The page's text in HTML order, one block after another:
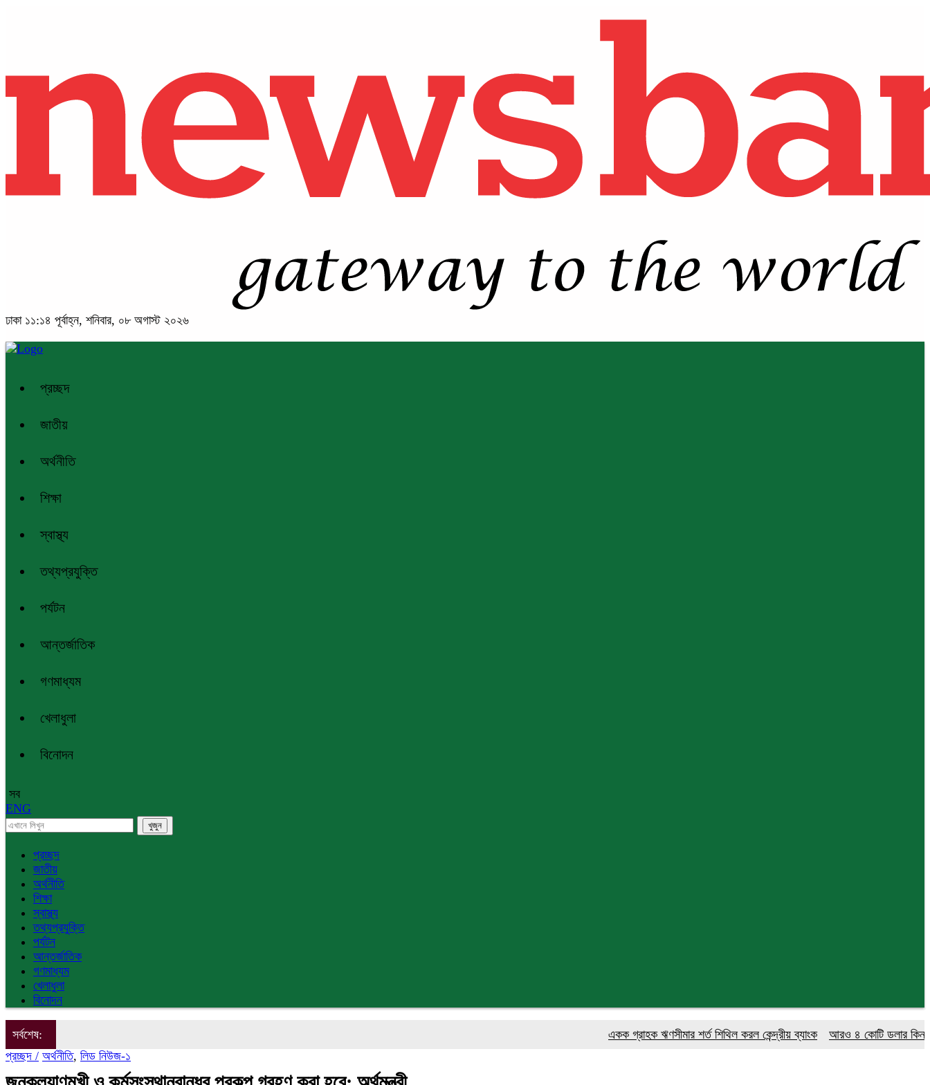
ঢাকা ১১:১৪ পূর্বাহ্ন, শনিবার, ০৮ অগাস্ট ২০২৬
প্রচ্ছদ
জাতীয়
অর্থনীতি
শিক্ষা
স্বাস্থ্য
তথ্যপ্রযুক্তি
পর্যটন
আন্তর্জাতিক
গণমাধ্যম
খেলাধুলা
বিনোদন
সব
ENG
প্রচ্ছদ
জাতীয়
অর্থনীতি
শিক্ষা
স্বাস্থ্য
তথ্যপ্রযুক্তি
পর্যটন
আন্তর্জাতিক
গণমাধ্যম
খেলাধুলা
বিনোদন
সর্বশেষ: একক গ্রাহক ঋণসীমার শর্ত শিথিল করল কেন্দ্রীয় ব্যাংক
আরও ৪ কোটি ডলার কিনলো
প্রচ্ছদ / অর্থনীতি, লিড নিউজ-১